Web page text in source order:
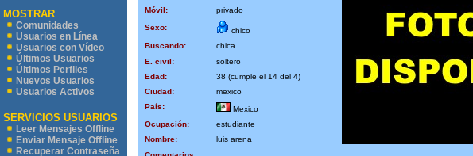
MOSTRAR
Comunidades
Usuarios en Línea
Usuarios con Vídeo
Últimos Usuarios
Últimos Perfiles
Nuevos Usuarios
Usuarios Activos
SERVICIOS USUARIOS
Leer Mensajes Offline
Enviar Mensaje Offline
Recuperar Contraseña
Móvil:
privado
Sexo:
chico
Buscando:
chica
E. civil:
soltero
Edad:
38 (cumple el 14 del 4)
Ciudad:
mexico
País:
Mexico
Ocupación:
estudiante
Nombre:
luis arena